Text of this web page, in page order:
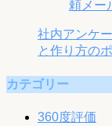
社内アンケ
と作り方の
カテゴリー
360度評価